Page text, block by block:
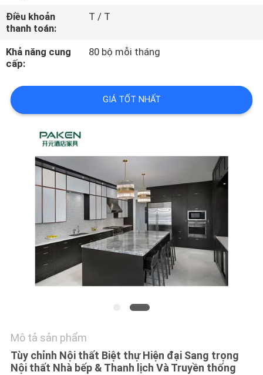
SOÁT
CHẤT
LƯỢNG
LIÊN
CHÚNG
TRANG
WEB
Điều khoản
thanh toán:
T / T
Khả năng cung
cấp:
80 bộ mỗi tháng
GIÁ TỐT NHẤT
Mô tả sản phẩm
Tùy chỉnh Nội thất Biệt thự Hiện đại Sang trọng
Nội thất Nhà bếp & Thanh lịch Và Truyền thống